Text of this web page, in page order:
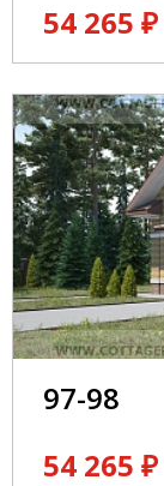
54 265 ₽
97-98
54 265 ₽